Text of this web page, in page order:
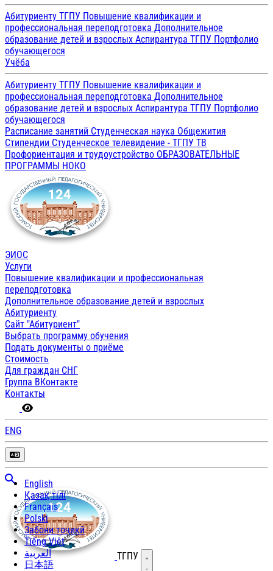
Абитуриенту ТГПУ Повышение квалификации и
профессиональная переподготовка Дополнительное
образование детей и взрослых Аспирантура ТГПУ Портфолио
обучающегося
Учёба
Абитуриенту ТГПУ Повышение квалификации и
профессиональная переподготовка Дополнительное
образование детей и взрослых Аспирантура ТГПУ Портфолио
обучающегося
Расписание занятий Студенческая наука Общежития
Стипендии Студенческое телевидение - ТГПУ ТВ
Профориентация и трудоустройство ОБРАЗОВАТЕЛЬНЫЕ
ПРОГРАММЫ НОКО
ЭИОС
Услуги
Повышение квалификации и профессиональная
переподготовка
Дополнительное образование детей и взрослых
Абитуриенту
Сайт "Абитуриент"
Выбрать программу обучения
Подать документы о приёме
Стоимость
Для граждан СНГ
Группа ВКонтакте
Контакты
ENG
English
Қазақ тілі
Français
Polski
Забони тоҷикӣ
Tiếng Việt
العربية
日本語
ТГПУ Открыть меню